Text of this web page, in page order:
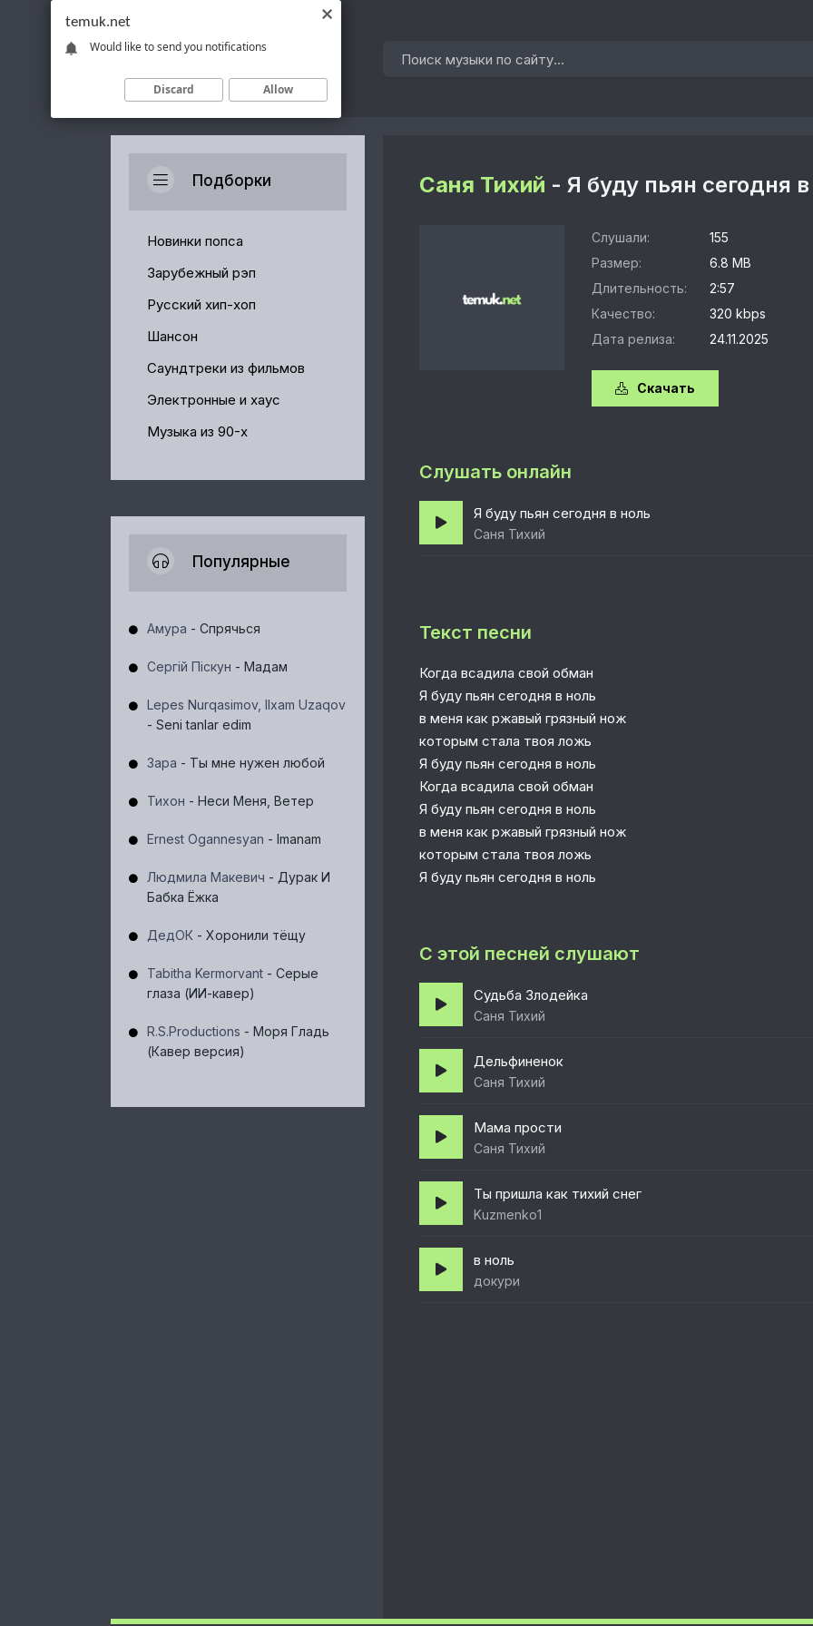
Подборки
Новинки попса
Зарубежный рэп
Русский хип-хоп
Шансон
Саундтреки из фильмов
Электронные и хаус
Музыка из 90-х
Популярные
Амура - Спрячься
Сергій Піскун - Мадам
Lepes Nurqasimov, Ilxam Uzaqov
- Seni tanlar edim
Зара - Ты мне нужен любой
Тихон - Неси Меня, Ветер
Ernest Ogannesyan - Imanam
Людмила Макевич - Дурак И
Бабка Ёжка
ДедОК - Хоронили тёщу
Tabitha Kermorvant - Серые
глаза (ИИ-кавер)
R.S.Productions - Моря Гладь
(Кавер версия)
Саня Тихий - Я буду пьян сегодня
Слушали:
155
Размер:
6.8 MB
Длительность:
2:57
Качество:
320 kbps
Дата релиза:
24.11.2025
Скачать
Слушать онлайн
Я буду пьян сегодня в ноль
Саня Тихий
Текст песни
Когда всадила свой обман
Я буду пьян сегодня в ноль
в меня как ржавый грязный нож
которым стала твоя ложь
Я буду пьян сегодня в ноль
Когда всадила свой обман
Я буду пьян сегодня в ноль
в меня как ржавый грязный нож
которым стала твоя ложь
Я буду пьян сегодня в ноль
С этой песней слушают
Судьба Злодейка
Саня Тихий
Дельфиненок
Саня Тихий
Мама прости
Саня Тихий
Ты пришла как тихий снег
Kuzmenko1
в ноль
докури
temuk.net
Would like to send you notifications
Discard Allow